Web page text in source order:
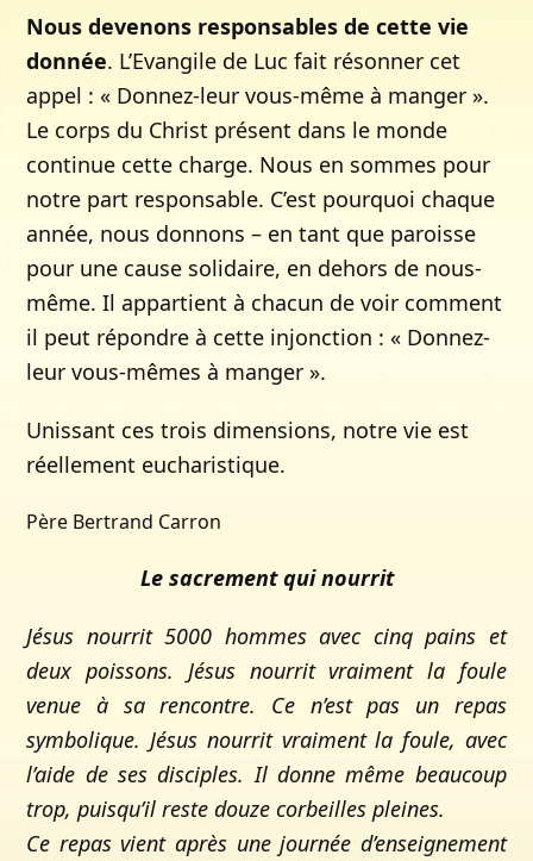
Nous devenons responsables de cette vie
donnée. L’Evangile de Luc fait résonner cet
appel : « Donnez-leur vous-même à manger ».
Le corps du Christ présent dans le monde
continue cette charge. Nous en sommes pour
notre part responsable. C’est pourquoi chaque
année, nous donnons – en tant que paroisse
pour une cause solidaire, en dehors de nous-
même. Il appartient à chacun de voir comment
il peut répondre à cette injonction : « Donnez-
leur vous-mêmes à manger ».
Unissant ces trois dimensions, notre vie est
réellement eucharistique.
Père Bertrand Carron
Le sacrement qui nourrit
Jésus nourrit 5000 hommes avec cinq pains et
deux poissons. Jésus nourrit vraiment la foule
venue à sa rencontre. Ce n’est pas un repas
symbolique. Jésus nourrit vraiment la foule, avec
l’aide de ses disciples. Il donne même beaucoup
trop, puisqu’il reste douze corbeilles pleines.
Ce repas vient après une journée d’enseignement